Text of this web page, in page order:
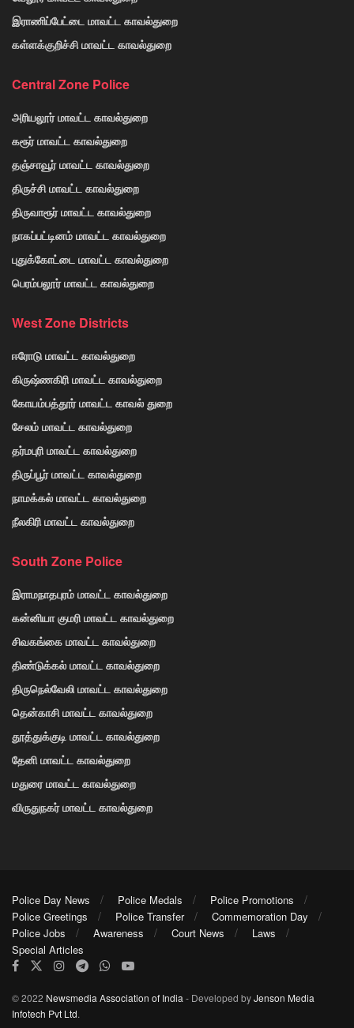
இராணிப்பேட்டை மாவட்ட காவல்துறை
கள்ளக்குறிச்சி மாவட்ட காவல்துறை
Central Zone Police
அரியலூர் மாவட்ட காவல்துறை
கரூர் மாவட்ட காவல்துறை
தஞ்சாவூர் மாவட்ட காவல்துறை
திருச்சி மாவட்ட காவல்துறை
திருவாரூர் மாவட்ட காவல்துறை
நாகப்பட்டினம் மாவட்ட காவல்துறை
புதுக்கோட்டை மாவட்ட காவல்துறை
பெரம்பலூர் மாவட்ட காவல்துறை
West Zone Districts
ஈரோடு மாவட்ட காவல்துறை
கிருஷ்ணகிரி மாவட்ட காவல்துறை
கோயம்பத்தூர் மாவட்ட காவல் துறை
சேலம் மாவட்ட காவல்துறை
தர்மபுரி மாவட்ட காவல்துறை
திருப்பூர் மாவட்ட காவல்துறை
நாமக்கல் மாவட்ட காவல்துறை
நீலகிரி மாவட்ட காவல்துறை
South Zone Police
இராமநாதபுரம் மாவட்ட காவல்துறை
கன்னியா குமரி மாவட்ட காவல்துறை
சிவகங்கை மாவட்ட காவல்துறை
திண்டுக்கல் மாவட்ட காவல்துறை
திருநெல்வேலி மாவட்ட காவல்துறை
தென்காசி மாவட்ட காவல்துறை
தூத்துக்குடி மாவட்ட காவல்துறை
தேனி மாவட்ட காவல்துறை
மதுரை மாவட்ட காவல்துறை
விருதுநகர் மாவட்ட காவல்துறை
Police Day News Police Medals
Police Promotions
Police Greetings
Police Transfer
Commemoration Day
Police Jobs
Awareness Court News
Laws
Special Articles
© 2022 Newsmedia Association of India - Developed byJenson Media
Infotech Pvt Ltd.